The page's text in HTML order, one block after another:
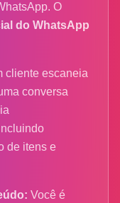
O
do WhatsApp
cliente escaneia
conversa
de itens e
Você é